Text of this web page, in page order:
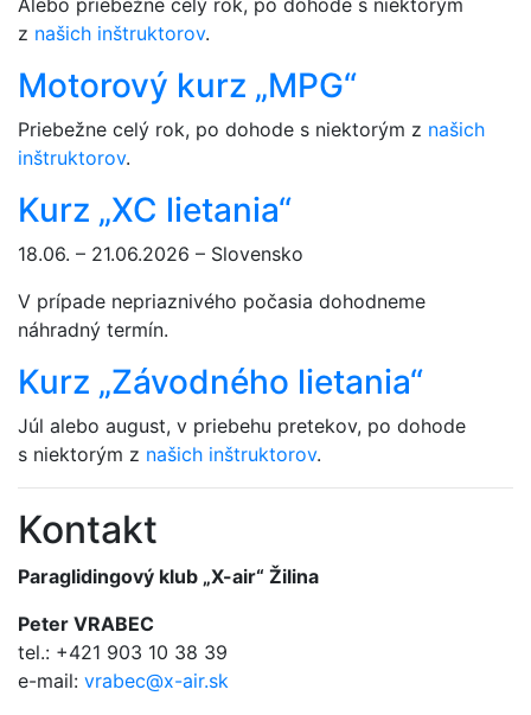
Alebo priebežne celý rok, po dohode s niektorým
z našich inštruktorov.
Motorový kurz „MPG“
Priebežne celý rok, po dohode s niektorým z našich
inštruktorov.
Kurz „XC lietania“
18.06. – 21.06.2026 – Slovensko
V prípade nepriaznivého počasia dohodneme
náhradný termín.
Kurz „Závodného lietania“
Júl alebo august, v priebehu pretekov, po dohode
s niektorým z našich inštruktorov.
Kontakt
Paraglidingový klub „X-air“ Žilina
Peter VRABEC
tel.: +421 903 10 38 39
e-mail: vrabec@x-air.sk